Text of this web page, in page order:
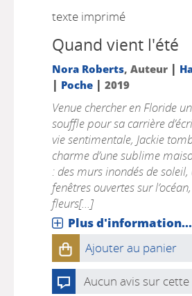
texte imprimé
Quand vient l'été
Nora Roberts, Auteur |
| Poche| 2019
Venue chercher en Floride
souffle pour sa carrière
vie sentimentale, Jackie
charme d’une sublime
: des murs inondés de soleil,
fenêtres ouvertes sur
fleurs[...]
Plus d'information...
Ajouter au panier
Aucun avis sur